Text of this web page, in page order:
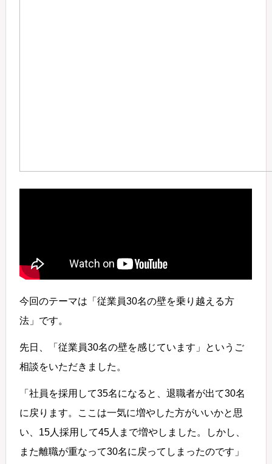
今回のテーマは「従業員30名の壁を乗り越える方
法」です。
先日、「従業員30名の壁を感じています」というご
相談をいただきました。
「社員を採用して35名になると、退職者が出て30名
に戻ります。ここは一気に増やした方がいいかと思
い、15人採用して45人まで増やしました。しかし、
また離職が重なって30名に戻ってしまったのです」